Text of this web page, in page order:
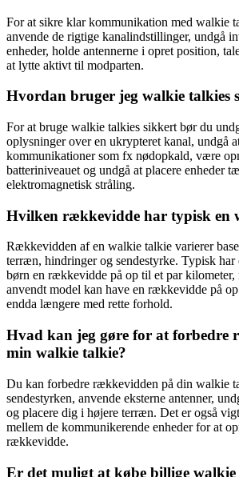
For at sikre klar kommunikation med walkie
anvende de rigtige kanalindstillinger, undgå
enheder, holde antennerne i opret position,
at lytte aktivt til modparten.
Hvordan bruger jeg walkie talkies
For at bruge walkie talkies sikkert bør du
oplysninger over en ukrypteret kanal, undgå
kommunikationer som fx nødopkald, være
batteriniveauet og undgå at placere enheder
elektromagnetisk stråling.
Hvilken rækkevidde har typisk en
Rækkevidden af en walkie talkie varierer
terræn, hindringer og sendestyrke. Typisk
børn en rækkevidde på op til et par kilometer,
anvendt model kan have en rækkevidde på
endda længere med rette forhold.
Hvad kan jeg gøre for at forbedre
min walkie talkie?
Du kan forbedre rækkevidden på din walkie
sendestyrken, anvende eksterne antenner,
og placere dig i højere terræn. Det er også
mellem de kommunikerende enheder for at
rækkevidde.
Er det muligt at købe billige walkie